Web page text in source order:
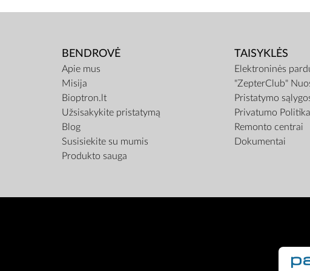
BENDROVĖ
Apie mus
Misija
Bioptron.lt
Užsisakykite pristatymą
Blog
Susisiekite su mumis
Produkto sauga
TAISYKLĖS
Elektroninės
"ZepterClub"
Pristatymo
Privatumo Politika
Remonto centrai
Dokumentai